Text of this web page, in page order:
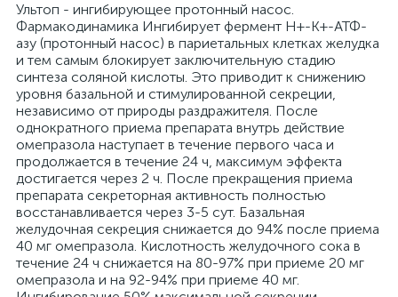
Ультоп - ингибирующее протонный насос.
Фармакодинамика Ингибирует фермент Н+-К+-АТФ-
азу (протонный насос) в париетальных клетках желудка
и тем самым блокирует заключительную стадию
синтеза соляной кислоты. Это приводит к снижению
уровня базальной и стимулированной секреции,
независимо от природы раздражителя. После
однократного приема препарата внутрь действие
омепразола наступает в течение первого часа и
продолжается в течение 24 ч, максимум эффекта
достигается через 2 ч. После прекращения приема
препарата секреторная активность полностью
восстанавливается через 3-5 сут. Базальная
желудочная секреция снижается до 94% после приема
40 мг омепразола. Кислотность желудочного сока в
течение 24 ч снижается на 80-97% при приеме 20 мг
омепразола и на 92-94% при приеме 40 мг.